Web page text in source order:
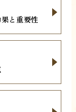
と重要性